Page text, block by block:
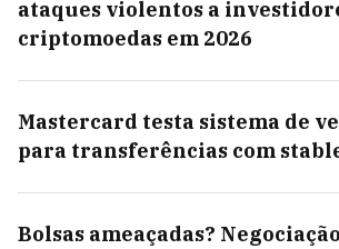
ataques violentos a
criptomoedas em 2026
Mastercard testa sistema de
para transferências com
Bolsas ameaçadas?